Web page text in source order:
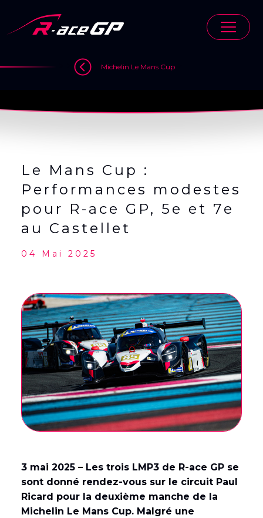
content
English(Anglais) Français
Michelin Le Mans Cup
Le Mans Cup :
Performances modestes
pour R-ace GP, 5e et 7e
au Castellet
04 Mai 2025
3 mai 2025 – Les trois LMP3 de R-ace GP se
sont donné rendez-vous sur le circuit Paul
Ricard pour la deuxième manche de la
Michelin Le Mans Cup. Malgré une